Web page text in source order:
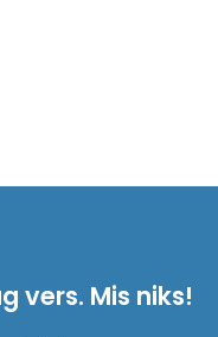
vers. Mis niks!